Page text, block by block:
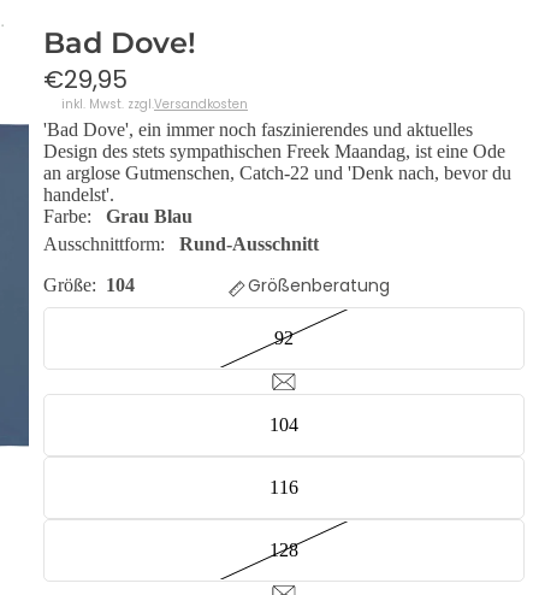
Bad Dove!
€29,95
inkl. Mwst. zzgl.Versandkosten
'Bad Dove', ein immer noch faszinierendes und aktuelles
Design des stets sympathischen Freek Maandag, ist eine Ode
an arglose Gutmenschen, Catch-22 und 'Denk nach, bevor du
handelst'.
Farbe:
Grau Blau
Ausschnittform:
Rund-Ausschnitt
Größe: 104 Größenberatung
92
104
116
128